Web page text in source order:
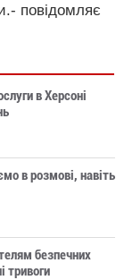
повідомляє
в Херсоні
в розмові, навіть
безпечних
тривоги